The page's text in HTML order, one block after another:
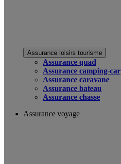
Assurance loisirs tourisme
Assurance quad
Assurance camping-car
Assurance caravane
Assurance bateau
Assurance chasse
Assurance voyage